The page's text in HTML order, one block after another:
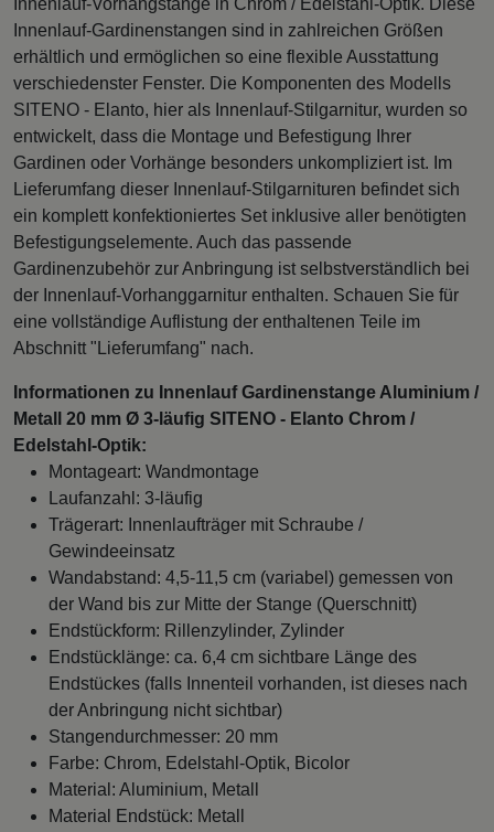
Innenlauf-Vorhangstange in Chrom / Edelstahl-Optik. Diese
Innenlauf-Gardinenstangen sind in zahlreichen Größen
erhältlich und ermöglichen so eine flexible Ausstattung
verschiedenster Fenster. Die Komponenten des Modells
SITENO - Elanto, hier als Innenlauf-Stilgarnitur, wurden so
entwickelt, dass die Montage und Befestigung Ihrer
Gardinen oder Vorhänge besonders unkompliziert ist. Im
Lieferumfang dieser Innenlauf-Stilgarnituren befindet sich
ein komplett konfektioniertes Set inklusive aller benötigten
Befestigungselemente. Auch das passende
Gardinenzubehör zur Anbringung ist selbstverständlich bei
der Innenlauf-Vorhanggarnitur enthalten. Schauen Sie für
eine vollständige Auflistung der enthaltenen Teile im
Abschnitt "Lieferumfang" nach.
Informationen zu Innenlauf Gardinenstange Aluminium /
Metall 20 mm Ø 3-läufig SITENO - Elanto Chrom /
Edelstahl-Optik:
Montageart: Wandmontage
Laufanzahl: 3-läufig
Trägerart: Innenlaufträger mit Schraube /
Gewindeeinsatz
Wandabstand: 4,5-11,5 cm (variabel) gemessen von
der Wand bis zur Mitte der Stange (Querschnitt)
Endstückform: Rillenzylinder, Zylinder
Endstücklänge: ca. 6,4 cm sichtbare Länge des
Endstückes (falls Innenteil vorhanden, ist dieses nach
der Anbringung nicht sichtbar)
Stangendurchmesser: 20 mm
Farbe: Chrom, Edelstahl-Optik, Bicolor
Material: Aluminium, Metall
Material Endstück: Metall